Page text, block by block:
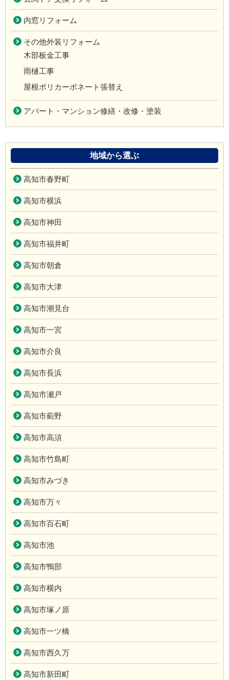
内窓リフォーム
その他外装リフォーム
木部板金工事
雨樋工事
屋根ポリカーボネート張替え
アパート・マンション修繕・改修・塗装
地域から選ぶ
高知市春野町
高知市横浜
高知市神田
高知市福井町
高知市朝倉
高知市大津
高知市潮見台
高知市一宮
高知市介良
高知市長浜
高知市瀬戸
高知市薊野
高知市高須
高知市竹島町
高知市みづき
高知市万々
高知市百石町
高知市池
高知市鴨部
高知市横内
高知市塚ノ原
高知市一ツ橋
高知市西久万
高知市新田町